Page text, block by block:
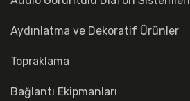
Aydınlatma ve Dekoratif Ürünler
Topraklama
Bağlantı Ekipmanları